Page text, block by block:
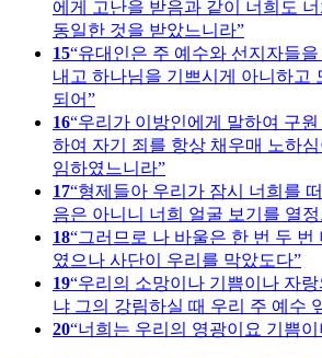
에게 고난을 받음과 같이 너희도
동일한 것을 받았느니라
15 유대인은 주 예수와 선지자들
내고 하나님을 기쁘시게 아니하고
되어
16 우리가 이방인에게 말하여 구
하여 자기 죄를 항상 채우매 노하
임하였느니라
17 형제들아 우리가 잠시 너희를
음은 아니니 너희 얼굴 보기를 열
18 그러므로 나 바울은 한 번 두 번
였으나 사단이 우리를 막았도다
19 우리의 소망이나 기쁨이나 자랑
냐 그의 강림하실 때 우리 주 예수
20 너희는 우리의 영광이요 기쁨